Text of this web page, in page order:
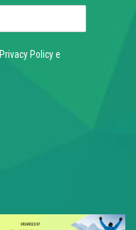
Privacy Policye